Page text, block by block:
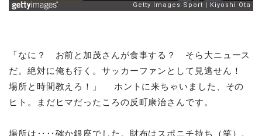
「なに？ お前と加茂さんが食事する？ そら大ニュース
だ。絶対に俺も行く。サッカーファンとして見逃せん！
場所と時間教えろ！」 ホントに来ちゃいました、その
ヒト。まだヒマだったころの反町康治さんです。
場所は‥‥確か銀座でした。財布はスポニチ持ち（笑）。